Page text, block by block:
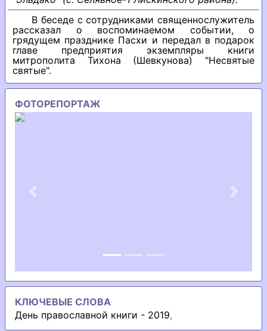
В беседе с сотрудниками священнослужитель
рассказал о воспоминаемом событии, о
грядущем празднике Пасхи и передал в подарок
главе предприятия экземпляры книги
митрополита Тихона (Шевкунова) "Несвятые
святые".
ФОТОРЕПОРТАЖ
Previous Next
КЛЮЧЕВЫЕ СЛОВА
День православной книги - 2019,